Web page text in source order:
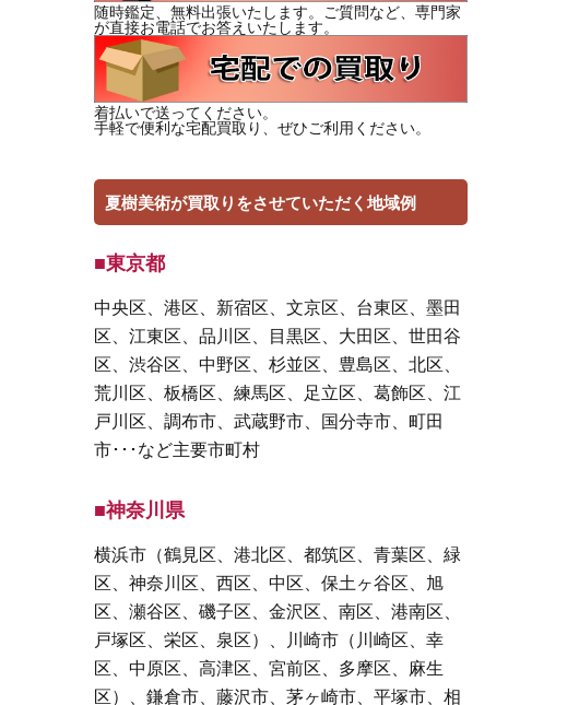
随時鑑定、無料出張いたします。ご質問など、専門家
が直接お電話でお答えいたします。
着払いで送ってください。
手軽で便利な宅配買取り、ぜひご利用ください。
夏樹美術が買取りをさせていただく地域例
■東京都
中央区、港区、新宿区、文京区、台東区、墨田
区、江東区、品川区、目黒区、大田区、世田谷
区、渋谷区、中野区、杉並区、豊島区、北区、
荒川区、板橋区、練馬区、足立区、葛飾区、江
戸川区、調布市、武蔵野市、国分寺市、町田
市･･･など主要市町村
■神奈川県
横浜市（鶴見区、港北区、都筑区、青葉区、緑
区、神奈川区、西区、中区、保土ヶ谷区、旭
区、瀬谷区、磯子区、金沢区、南区、港南区、
戸塚区、栄区、泉区）、川崎市（川崎区、幸
区、中原区、高津区、宮前区、多摩区、麻生
区）、鎌倉市、藤沢市、茅ヶ崎市、平塚市、相